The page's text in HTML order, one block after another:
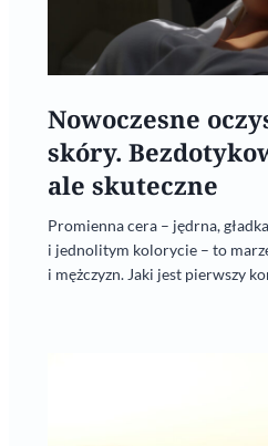
Nowoczesne
skóry.
ale skuteczne
Promienna cera – jędrna,
i jednolitym kolorycie – to
i mężczyzn. Jaki jest pierwszy